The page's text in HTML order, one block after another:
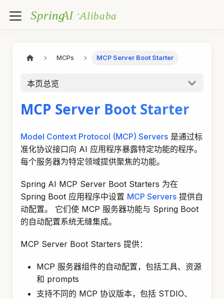
MCPs MCP Server Boot Starter
本页总览
MCP Server Boot Starter
Model Context Protocol (MCP) Servers 是通过标
准化协议接口向 AI 应用程序暴露特定功能的程序。
每个服务器为特定领域提供聚焦的功能。
Spring AI MCP Server Boot Starters 为在
Spring Boot 应用程序中设置 MCP Servers 提供自
动配置。 它们使 MCP 服务器功能与 Spring Boot
的自动配置系统无缝集成。
MCP Server Boot Starters 提供：
MCP 服务器组件的自动配置，包括工具、资源
和 prompts
支持不同的 MCP 协议版本，包括 STDIO、